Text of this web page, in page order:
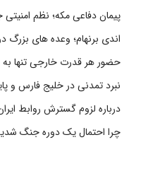
پیمان دفاعی مکه؛ نظم
اندی برنهام؛ وعده های
حضور هر قدرت خارجی تنها
نبرد تمدنی در خلیج فارس و
درباره لزوم گسترش روابط
چرا احتمال یک دوره جنگ شدید